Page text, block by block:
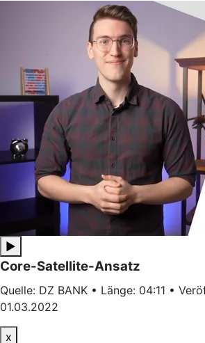
▶
Core-Satellite-Ansatz
Quelle: DZ BANK • Länge: 04:11 •
01.03.2022
x